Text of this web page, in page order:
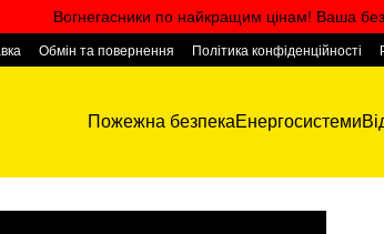
Вогнегасники по найкращим цінам! Ваша
Обмін та повернення Політика конфіденційності
Пожежна безпекаЕнергосистеми